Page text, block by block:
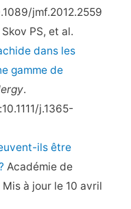
jmf.2012.2559
PS, et al.
dans les
gamme de
.
j.1365-
ils être
Académie de
à jour le 10 avril